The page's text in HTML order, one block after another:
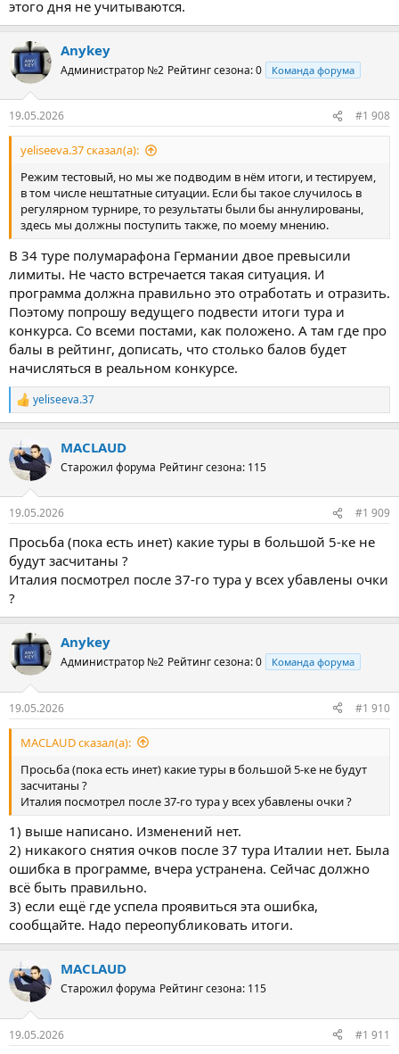
этого дня не учитываются.
Anykey
Администратор №2 Рейтинг сезона: 0 Команда форума
19.05.2026 #1 908
yeliseeva.37 сказал(а):
Режим тестовый, но мы же подводим в нём итоги, и тестируем,
в том числе нештатные ситуации. Если бы такое случилось в
регулярном турнире, то результаты были бы аннулированы,
здесь мы должны поступить также, по моему мнению.
В 34 туре полумарафона Германии двое превысили
лимиты. Не часто встречается такая ситуация. И
программа должна правильно это отработать и отразить.
Поэтому попрошу ведущего подвести итоги тура и
конкурса. Со всеми постами, как положено. А там где про
балы в рейтинг, дописать, что столько балов будет
начисляться в реальном конкурсе.
Р
е
к
ц
и
yeliseeva.37
MACLAUD
Старожил форума Рейтинг сезона: 115
19.05.2026 #1 909
Просьба (пока есть инет) какие туры в большой 5-ке не
будут засчитаны ?
Италия посмотрел после 37-го тура у всех убавлены очки
?
Anykey
Администратор №2 Рейтинг сезона: 0 Команда форума
19.05.2026 #1 910
MACLAUD сказал(а):
Просьба (пока есть инет) какие туры в большой 5-ке не будут
засчитаны ?
Италия посмотрел после 37-го тура у всех убавлены очки ?
1) выше написано. Изменений нет.
2) никакого снятия очков после 37 тура Италии нет. Была
ошибка в программе, вчера устранена. Сейчас должно
всё быть правильно.
3) если ещё где успела проявиться эта ошибка,
сообщайте. Надо переопубликовать итоги.
MACLAUD
Старожил форума Рейтинг сезона: 115
19.05.2026 #1 911